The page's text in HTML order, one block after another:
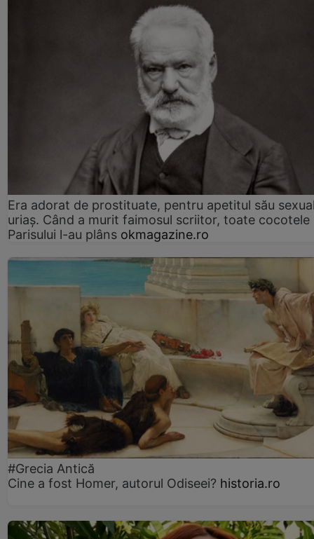
Era adorat de prostituate, pentru apetitul său
uriaș. Când a murit faimosul scriitor, toate cocotele
Parisului l-au plâns okmagazine.ro
#Grecia Antică
Cine a fost Homer, autorul Odiseei? historia.ro